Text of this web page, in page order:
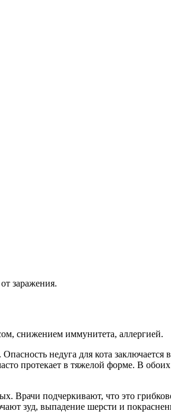
заражения.
снижением иммунитета, аллергией.
недуга для кота заключается
протекает в тяжелой форме. В
Врачи подчеркивают, что это
зуд, выпадение шерсти и